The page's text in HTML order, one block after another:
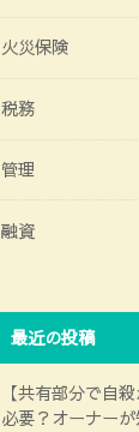
火災保険
税務
管理
融資
最近の投稿
【共有部分で自
必要？オーナー